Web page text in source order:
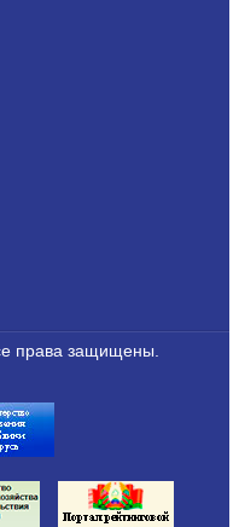
права защищены.